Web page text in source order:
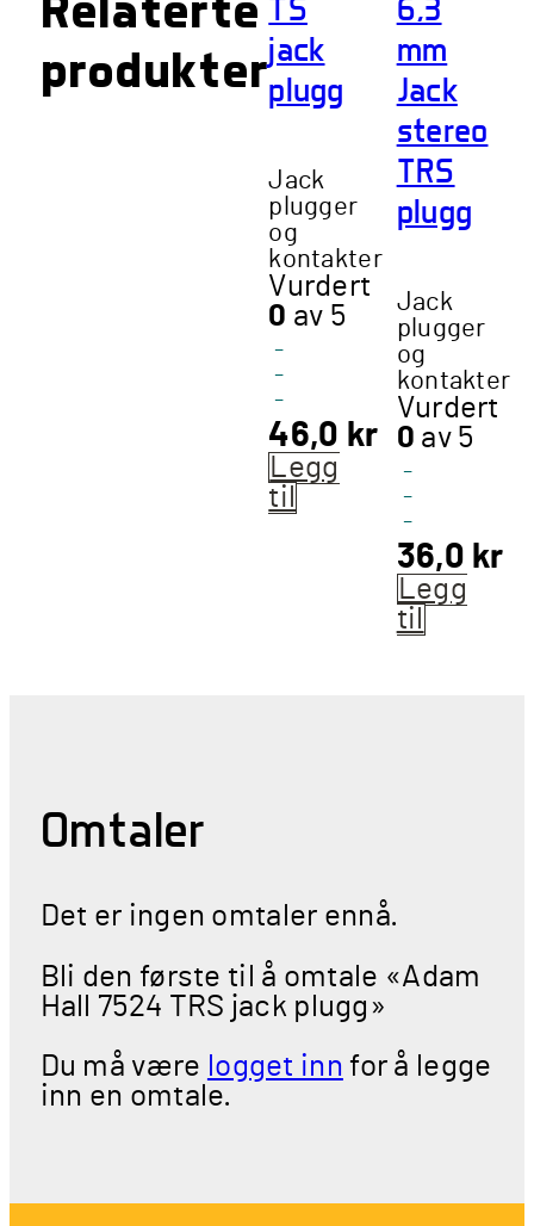
produkter
TS
jack
plugg
Jack
plugger
og
kontakter
Vurdert
0 av 5
-
-
-
46,0 kr
Legg
til
6,3
mm
Jack
stereo
TRS
plugg
Jack
plugger
og
kontakter
Vurdert
0 av 5
-
-
-
36,0 kr
Legg
til
Omtaler
Det er ingen omtaler ennå.
Bli den første til å omtale «Adam
Hall 7524 TRS jack plugg»
Du må være logget inn for å legge
inn en omtale.